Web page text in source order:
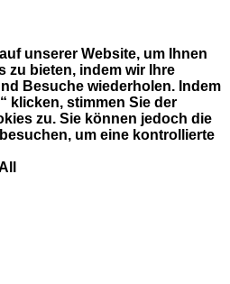
unserer Website, um Ihnen
zu bieten, indem wir Ihre
Besuche wiederholen. Indem
klicken, stimmen Sie der
zu. Sie können jedoch die
um eine kontrollierte